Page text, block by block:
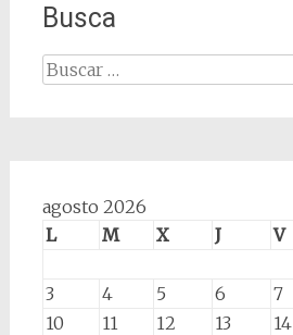
Busca
Buscar:
agosto 2026
L
M X J V
3
4 5 6 7
10
11 12 13 14